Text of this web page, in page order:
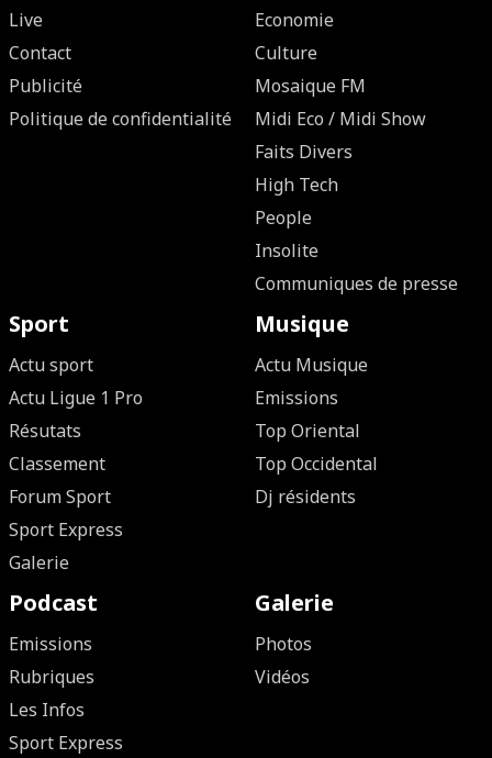
Live
Contact
Publicité
Politique de confidentialité
Economie
Culture
Mosaique FM
Midi Eco / Midi Show
Faits Divers
High Tech
People
Insolite
Communiques de presse
Sport
Actu sport
Actu Ligue 1 Pro
Résutats
Classement
Forum Sport
Sport Express
Galerie
Musique
Actu Musique
Emissions
Top Oriental
Top Occidental
Dj résidents
Podcast
Emissions
Rubriques
Les Infos
Sport Express
Galerie
Photos
Vidéos